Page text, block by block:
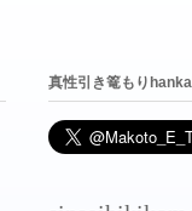
真性引き篭もり